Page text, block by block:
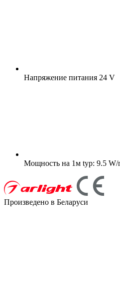
Напряжение питания 24 V
Мощность на 1м typ: 9.5 W/
Произведено в Беларуси